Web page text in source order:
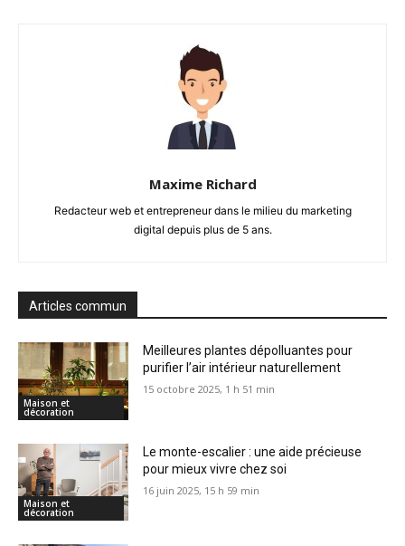
Maxime Richard
Redacteur web et entrepreneur dans le milieu du marketing
digital depuis plus de 5 ans.
Articles commun
Maison et
décoration
Meilleures plantes dépolluantes pour
purifier l’air intérieur naturellement
15 octobre 2025, 1 h 51 min
Maison et
décoration
Le monte-escalier : une aide précieuse
pour mieux vivre chez soi
16 juin 2025, 15 h 59 min